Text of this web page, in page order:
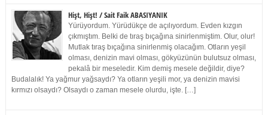
Hişt, Hişt! / Sait Faik ABASIYANIK
Yürüyordum. Yürüdükçe de açılıyordum. Evden kızgın
çıkmıştım. Belki de tıraş bıçağına sinirlenmiştim. Olur, olur!
Mutlak tıraş bıçağına sinirlenmiş olacağım. Otların yeşil
olması, denizin mavi olması, gökyüzünün bulutsuz olması,
pekalâ bir meseledir. Kim demiş mesele değildir, diye?
Budalalık! Ya yağmur yağsaydı? Ya otların yeşili mor, ya denizin mavisi
kırmızı olsaydı? Olsaydı o zaman mesele olurdu, işte. […]